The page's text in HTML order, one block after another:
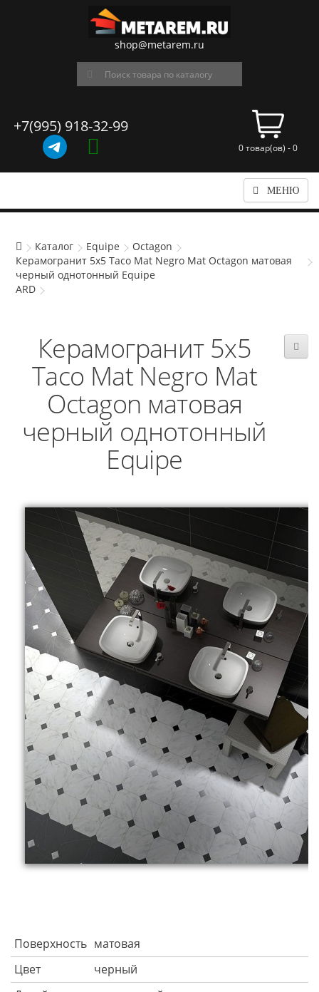
shop@metarem.ru
+7(995) 918-32-99
0 товар(ов) - 0
МЕНЮ
Каталог Equipe
Octagon
Керамогранит 5x5 Taco Mat Negro Mat Octagon матовая
черный однотонный Equipe
ARD
Керамогранит 5x5
Taco Mat Negro Mat
Octagon матовая
черный однотонный
Equipe
Поверхность матовая
Цвет
черный